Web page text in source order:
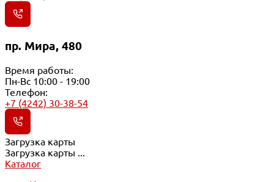
пр. Мира, 480
Время работы:
Пн-Вс 10:00 - 19:00
Телефон:
+7 (4242) 30-38-54
Загрузка карты
Загрузка карты ...
Каталог